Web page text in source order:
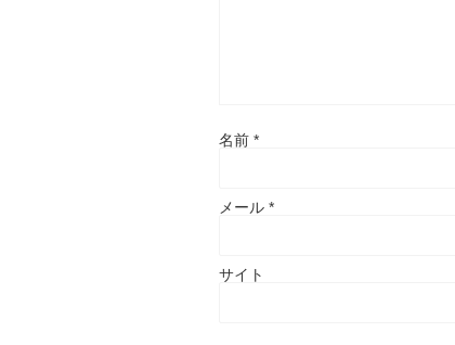
名前 *
メール *
サイト